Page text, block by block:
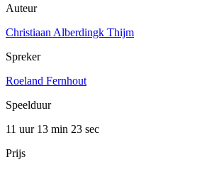
Auteur
Christiaan Alberdingk Thijm
Spreker
Roeland Fernhout
Speelduur
11 uur 13 min 23 sec
Prijs